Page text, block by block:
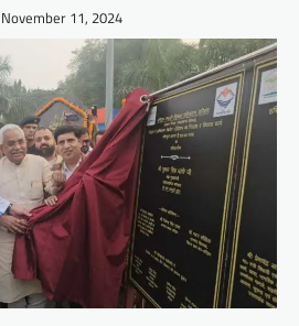
November 11, 2024